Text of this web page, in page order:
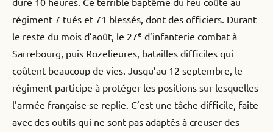
régiment 7 tués et 71 blessés, dont des officiers. Durant
le reste du mois d’août, le 27e d’infanterie combat à
Sarrebourg, puis Rozelieures, batailles difficiles qui
coûtent beaucoup de vies. Jusqu’au 12 septembre, le
régiment participe à protéger les positions sur lesquelles
l’armée française se replie. C’est une tâche difficile, faite
avec des outils qui ne sont pas adaptés à creuser des